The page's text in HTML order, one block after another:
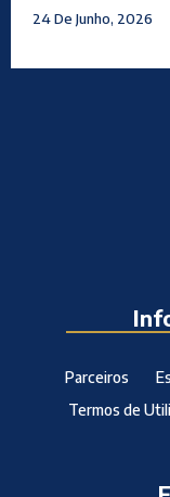
24 De Junho, 2026
Parceiros
Termos de